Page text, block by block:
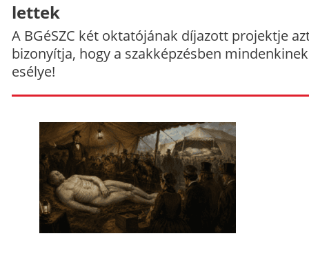
lettek
A BGéSZC két oktatójának díjazott projektje
bizonyítja, hogy a szakképzésben
esélye!